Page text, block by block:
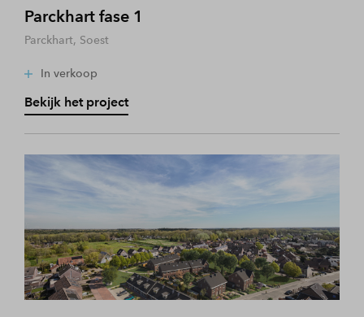
Parckhart fase 1
Parckhart, Soest
In verkoop
Bekijk het project